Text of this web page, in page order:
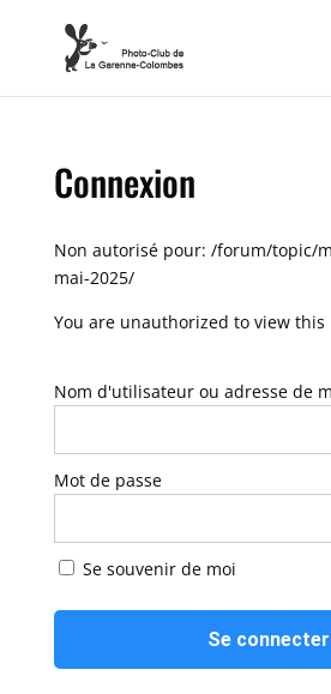
Connexion
Non autorisé pour: /forum/topic/
mai-2025/
You are unauthorized to view this
Nom d'utilisateur ou adresse de
Mot de passe
Se souvenir de moi